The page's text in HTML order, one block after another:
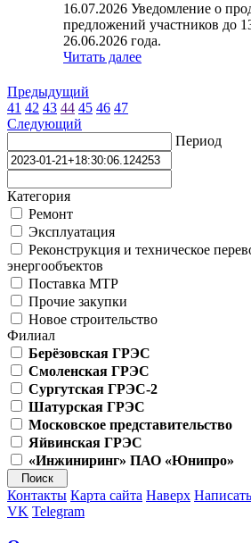
16.07.2026 Уведомление о
предложений участников до
26.06.2026 года.
Читать далее
Предыдущий
41 42 43 44 45 46 47
Следующий
Период
Категория
Ремонт
Эксплуатация
Реконструкция и техническое
энергообъектов
Поставка МТР
Прочие закупки
Новое строительство
Филиал
Берёзовская ГРЭС
Смоленская ГРЭС
Сургутская ГРЭС-2
Шатурская ГРЭС
Московское представительство
Яйвинская ГРЭС
«Инжиниринг» ПАО «Юнипро»
Контакты Карта сайта Наверх
VK Telegram